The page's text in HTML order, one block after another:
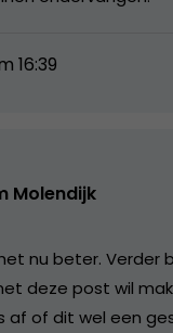
16:39
Molendijk
nu beter. Verder
deze post wil
af of dit wel een